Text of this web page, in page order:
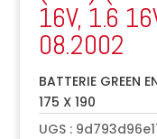
16V, 1.6
08.2002
BATTERIE GREEN
175 X 190
UGS :